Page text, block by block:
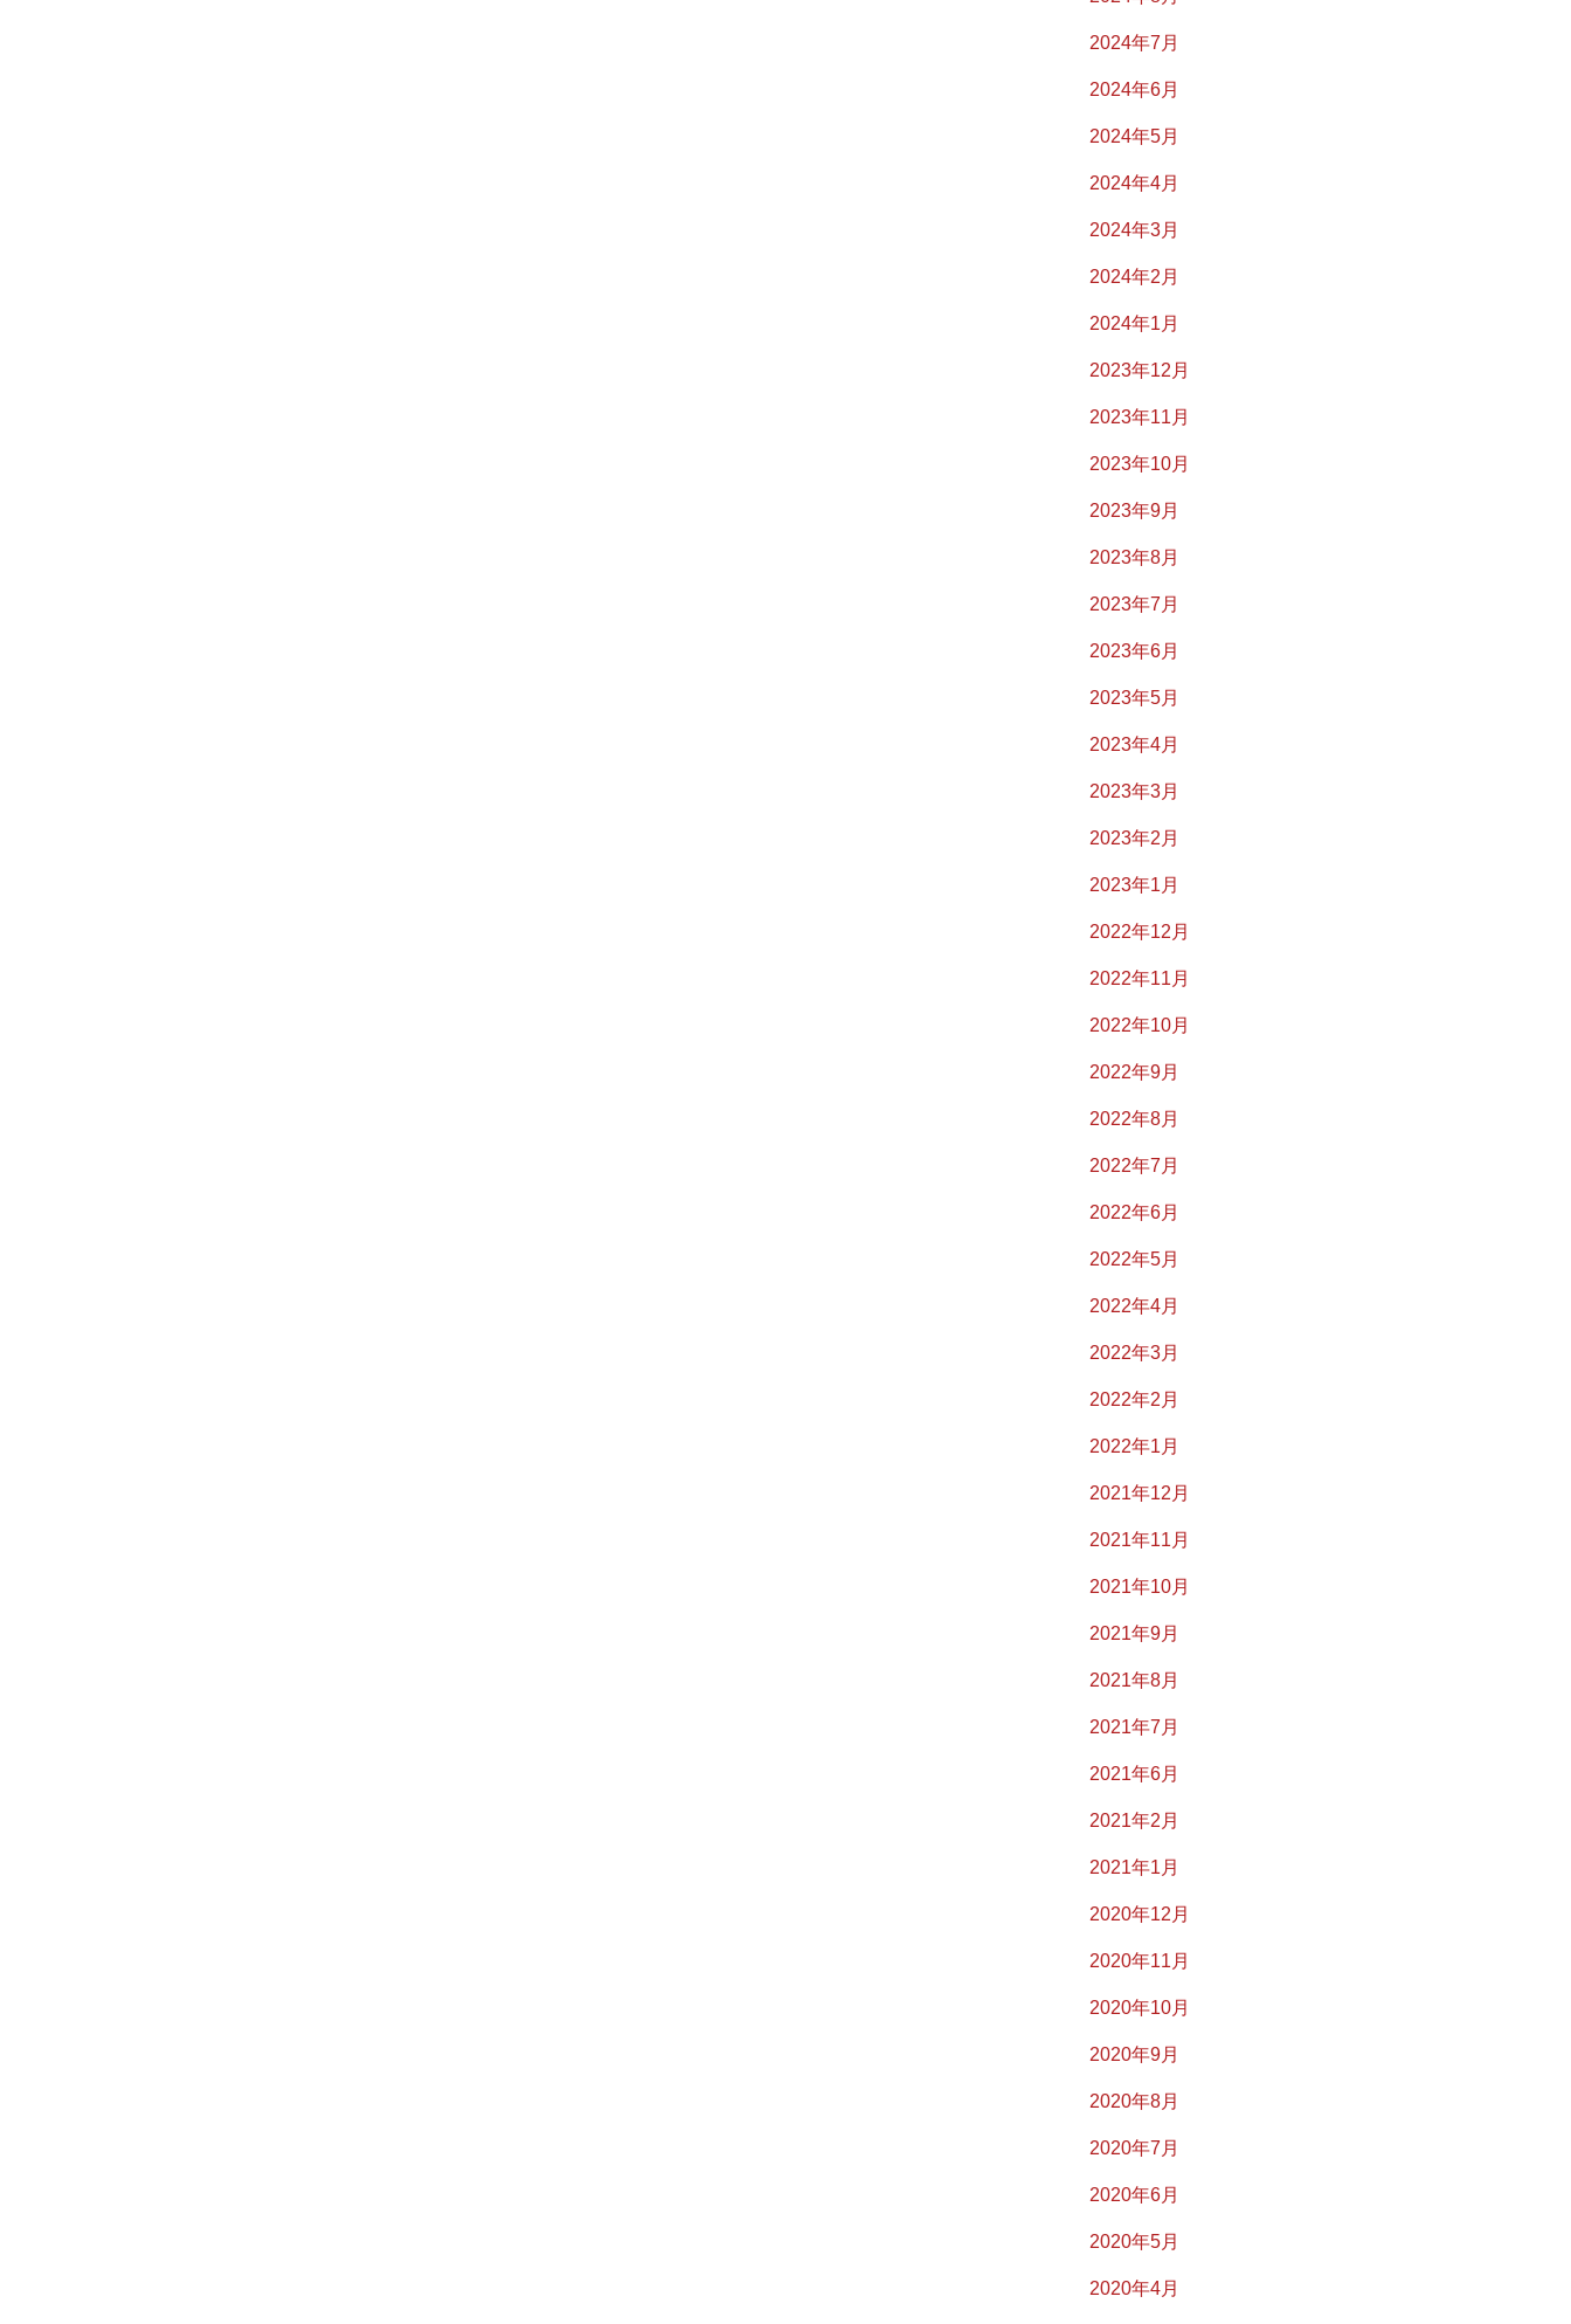
2024年7月
2024年6月
2024年5月
2024年4月
2024年3月
2024年2月
2024年1月
2023年12月
2023年11月
2023年10月
2023年9月
2023年8月
2023年7月
2023年6月
2023年5月
2023年4月
2023年3月
2023年2月
2023年1月
2022年12月
2022年11月
2022年10月
2022年9月
2022年8月
2022年7月
2022年6月
2022年5月
2022年4月
2022年3月
2022年2月
2022年1月
2021年12月
2021年11月
2021年10月
2021年9月
2021年8月
2021年7月
2021年6月
2021年2月
2021年1月
2020年12月
2020年11月
2020年10月
2020年9月
2020年8月
2020年7月
2020年6月
2020年5月
2020年4月